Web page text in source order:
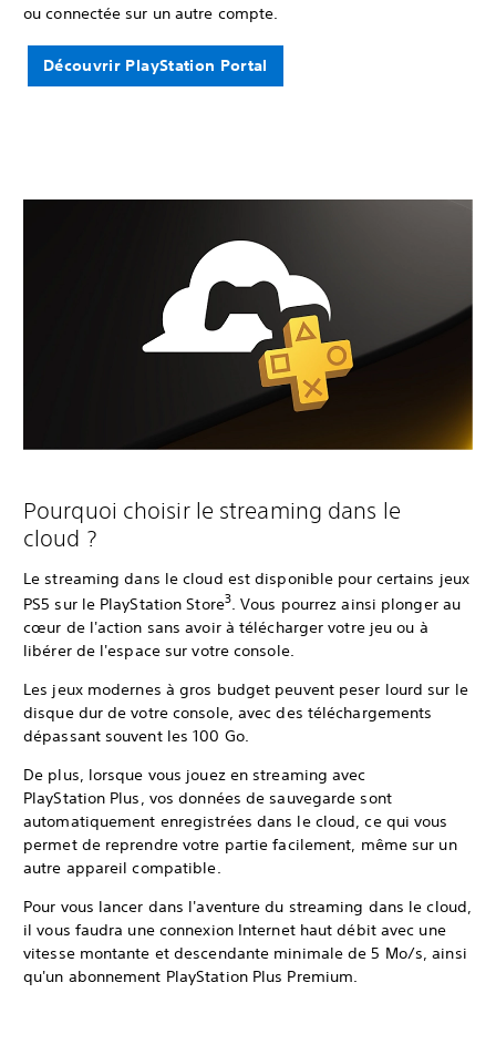
ou connectée sur un autre compte.
Découvrir PlayStation Portal
Pourquoi choisir le streaming dans le
cloud ?
Le streaming dans le cloud est disponible pour certains jeux
PS5 sur le PlayStation Store3. Vous pourrez ainsi plonger au
cœur de l'action sans avoir à télécharger votre jeu ou à
libérer de l'espace sur votre console.
Les jeux modernes à gros budget peuvent peser lourd sur le
disque dur de votre console, avec des téléchargements
dépassant souvent les 100 Go.
De plus, lorsque vous jouez en streaming avec
PlayStation Plus, vos données de sauvegarde sont
automatiquement enregistrées dans le cloud, ce qui vous
permet de reprendre votre partie facilement, même sur un
autre appareil compatible.
Pour vous lancer dans l'aventure du streaming dans le cloud,
il vous faudra une connexion Internet haut débit avec une
vitesse montante et descendante minimale de 5 Mo/s, ainsi
qu'un abonnement PlayStation Plus Premium.